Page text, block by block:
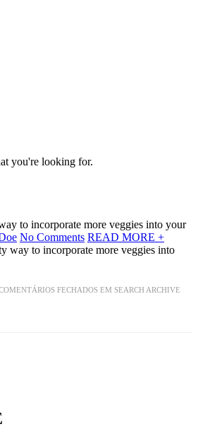
you're looking for.
to incorporate more veggies into your
No Comments READ MORE +
way to incorporate more veggies into
FECHADOS EM SEARCH ARCHIVE